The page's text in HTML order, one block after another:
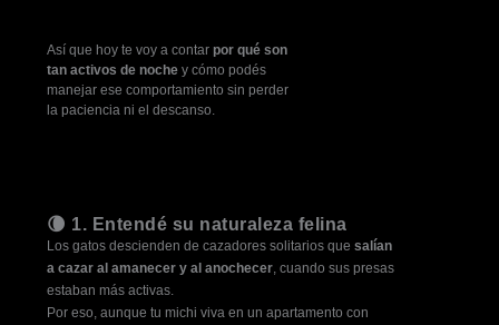
Así que hoy te voy a contarpor qué son
tan activos de noche y cómo podés
manejar ese comportamiento sin perder
la paciencia ni el descanso.
🌘 1. Entendé su naturaleza felina
Los gatos descienden de cazadores solitarios quesalían
a cazar al amanecer y al anochecer, cuando sus presas
estaban más activas.
Por eso, aunque tu michi viva en un apartamento con